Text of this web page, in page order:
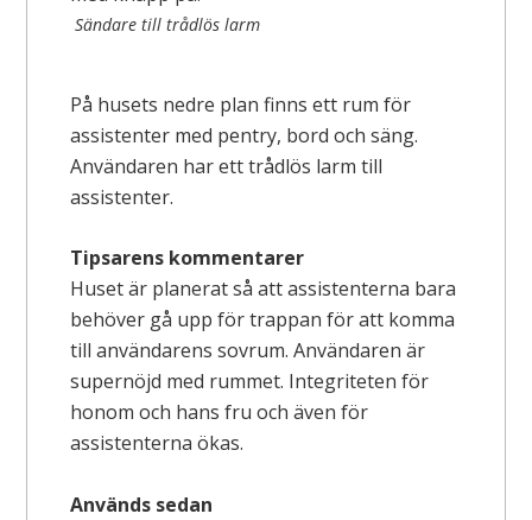
Sändare till trådlös larm
På husets nedre plan finns ett rum för
assistenter med pentry, bord och säng.
Användaren har ett trådlös larm till
assistenter.
Tipsarens kommentarer
Huset är planerat så att assistenterna bara
behöver gå upp för trappan för att komma
till användarens sovrum. Användaren är
supernöjd med rummet. Integriteten för
honom och hans fru och även för
assistenterna ökas.
Används sedan